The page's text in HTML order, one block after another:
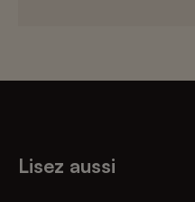
Lisez aussi